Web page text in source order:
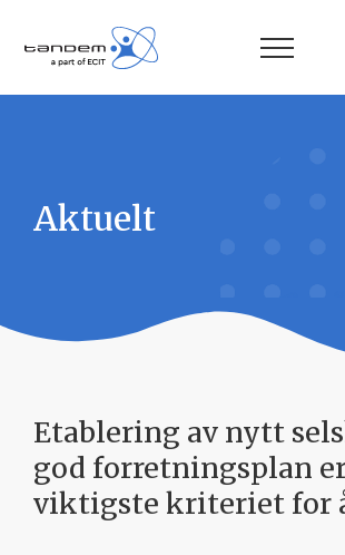
Aktuelt
Etablering av nytt
god forretningsplan
viktigste kriteriet for